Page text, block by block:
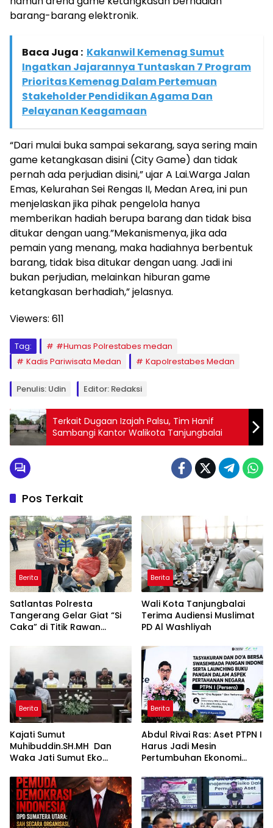
barang-barang elektronik.
Baca Juga : Kakanwil Kemenag Sumut
Ingatkan Jajarannya Tuntaskan 7 Program
Prioritas Kemenag Dalam Pertemuan
Stakeholder Pendidikan Agama Dan
Pelayanan Keagamaan
“Dari mulai buka sampai sekarang, saya sering main
game ketangkasan disini (City Game) dan tidak
pernah ada perjudian disini,” ujar A Lai.Warga Jalan
Emas, Kelurahan Sei Rengas II, Medan Area, ini pun
menjelaskan jika pihak pengelola hanya
memberikan hadiah berupa barang dan tidak bisa
ditukar dengan uang.”Mekanismenya, jika ada
pemain yang menang, maka hadiahnya berbentuk
barang, tidak bisa ditukar dengan uang. Jadi ini
bukan perjudian, melainkan hiburan game
ketangkasan berhadiah,” jelasnya.
Viewers: 611
Tag:
#Humas Polrestabes medan
Kadis Pariwisata Medan
Kapolrestabes Medan
Penulis: Udin Editor: Redaksi
Terkait Dugaan Izajah Palsu, Tim Hanif
Sambangi Kantor Walikota Tanjungbalai
Pos Terkait
Berita
Satlantas Polresta
Tangerang Gelar Giat “Si
Caka” di Titik Rawan
Berita
Wali Kota Tanjungbalai
Terima Audiensi Muslimat
PD Al Washliyah
Berita
Kajati Sumut
Muhibuddin.SH.MH Dan
Waka Jati Sumut Eko
Asisten Pembinaan Herlina
setyorini dan Asintel Irfan
Wibowo,Sidak Kajari Medan
Berita
Abdul Rivai Ras: Aset PTPN I
Harus Jadi Mesin
Pertumbuhan Ekonomi
Ketahanan Pangan
Nasional